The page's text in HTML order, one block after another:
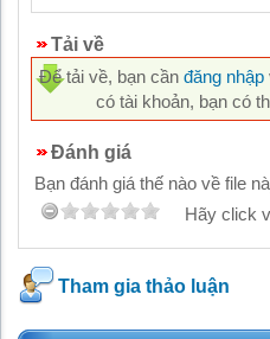
Tải về
Để tải về, bạn cần đăng nhập
có tài khoản, bạn có
Đánh giá
Bạn đánh giá thế nào về file
Hãy click
Tham gia thảo luận